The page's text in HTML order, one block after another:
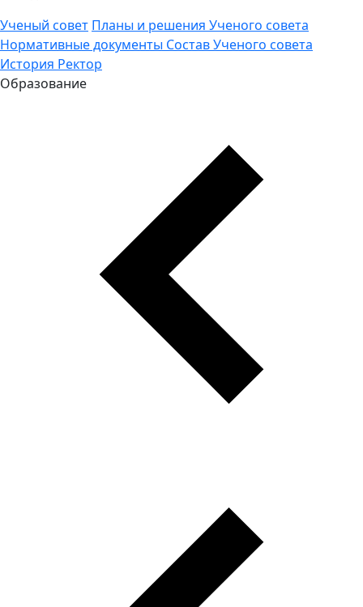
Ученый совет Планы и решения Ученого совета
Нормативные документы Состав Ученого совета
История Ректор
Образование